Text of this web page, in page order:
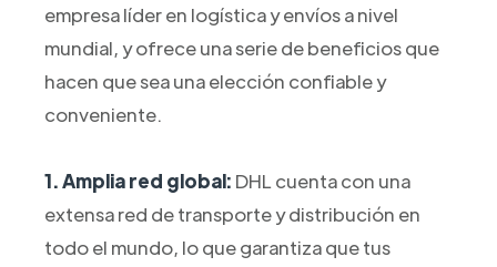
empresa líder en logística y envíos a nivel
mundial, y ofrece una serie de beneficios que
hacen que sea una elección confiable y
conveniente.
1. Amplia red global: DHL cuenta con una
extensa red de transporte y distribución en
todo el mundo, lo que garantiza que tus